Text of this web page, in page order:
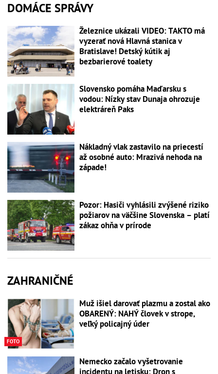
DOMÁCE SPRÁVY
Železnice ukázali VIDEO: TAKTO má
vyzerať nová Hlavná stanica v
Bratislave! Detský kútik aj
bezbarierové toalety
Slovensko pomáha Maďarsku s
vodou: Nízky stav Dunaja ohrozuje
elektráreň Paks
Nákladný vlak zastavilo na priecestí
až osobné auto: Mrazivá nehoda na
západe!
Pozor: Hasiči vyhlásili zvýšené riziko
požiarov na väčšine Slovenska – platí
zákaz ohňa v prírode
ZAHRANIČNÉ
FOTO
Muž išiel darovať plazmu a zostal ako
OBARENÝ: NAHÝ človek v strope,
veľký policajný úder
Nemecko začalo vyšetrovanie
incidentu na letisku: Dron s